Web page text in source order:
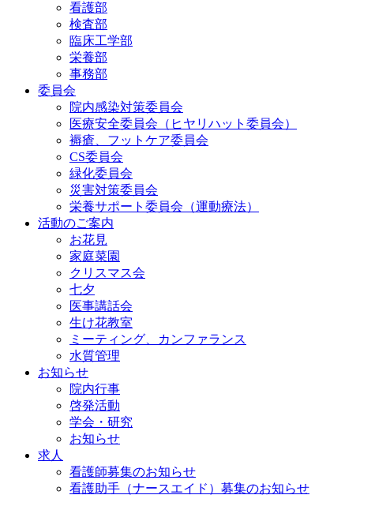
看護部
検査部
臨床工学部
栄養部
事務部
委員会
院内感染対策委員会
医療安全委員会（ヒヤリハット委員会）
褥瘡、フットケア委員会
CS委員会
緑化委員会
災害対策委員会
栄養サポート委員会（運動療法）
活動のご案内
お花見
家庭菜園
クリスマス会
七夕
医事講話会
生け花教室
ミーティング、カンファランス
水質管理
お知らせ
院内行事
啓発活動
学会・研究
お知らせ
求人
看護師募集のお知らせ
看護助手（ナースエイド）募集のお知らせ